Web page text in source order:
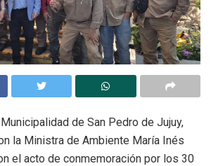
de San Pedro de Jujuy,
la Ministra de Ambiente María Inés
el acto de conmemoración por los 30